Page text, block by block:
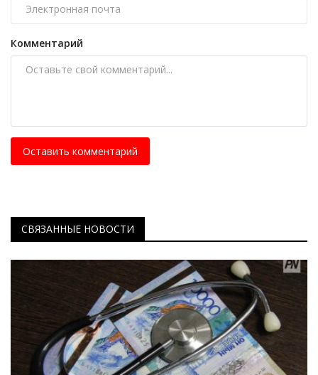
Комментарий
Оставить комментарий
СВЯЗАННЫЕ НОВОСТИ